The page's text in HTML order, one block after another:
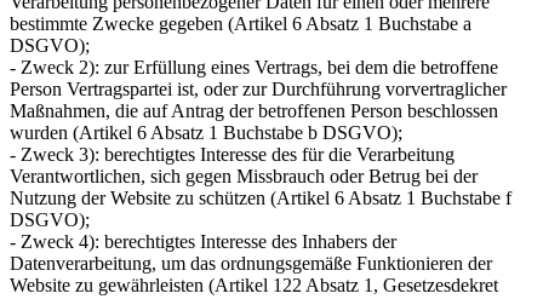
bestimmte Zwecke gegeben (Artikel 6 Absatz 1 Buchstabe a
DSGVO);
- Zweck 2): zur Erfüllung eines Vertrags, bei dem die betroffene
Person Vertragspartei ist, oder zur Durchführung vorvertraglicher
Maßnahmen, die auf Antrag der betroffenen Person beschlossen
wurden (Artikel 6 Absatz 1 Buchstabe b DSGVO);
- Zweck 3): berechtigtes Interesse des für die Verarbeitung
Verantwortlichen, sich gegen Missbrauch oder Betrug bei der
Nutzung der Website zu schützen (Artikel 6 Absatz 1 Buchstabe f
DSGVO);
- Zweck 4): berechtigtes Interesse des Inhabers der
Datenverarbeitung, um das ordnungsgemäße Funktionieren der
Website zu gewährleisten (Artikel 122 Absatz 1, Gesetzesdekret